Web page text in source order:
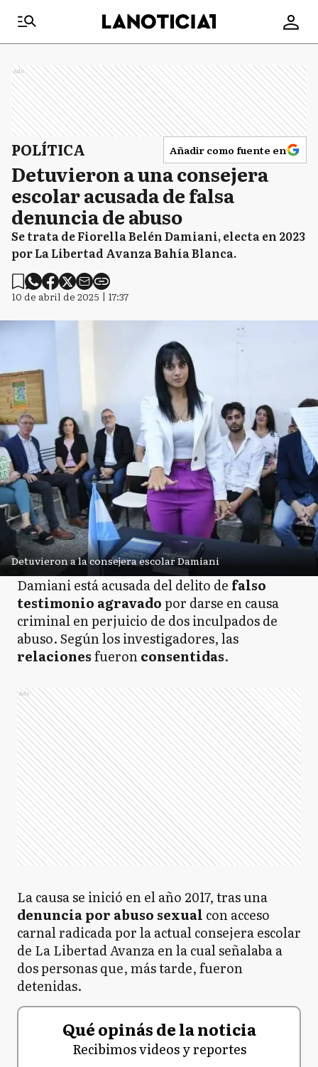
Ads
POLÍTICA Añadir como fuente en
Detuvieron a una consejera
escolar acusada de falsa
denuncia de abuso
Se trata de Fiorella Belén Damiani, electa en 2023
por La Libertad Avanza Bahía Blanca.
10 de abril de 2025 | 17:37
Detuvieron a la consejera escolar Damiani
Damiani está acusada del delito de falso
testimonio agravadopor darse en causa
criminal en perjuicio de dos inculpados de
abuso. Según los investigadores, las
relacionesfueronconsentidas.
Ads
La causa se inició en el año 2017, tras una
denuncia por abuso sexual con acceso
carnal radicada por la actual consejera escolar
de La Libertad Avanza en la cual señalaba a
dos personas que, más tarde, fueron
detenidas.
Qué opinás de la noticia
Recibimos videos y reportes